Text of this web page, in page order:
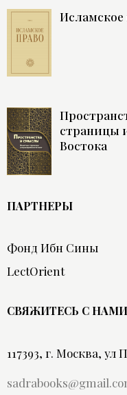
Исламское
страницы
Востока
ПАРТНЕРЫ
Фонд Ибн Сины
LectOrient
СВЯЖИТЕСЬ С НАМИ
117393, г. Москва, ул